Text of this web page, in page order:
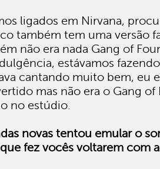
ligados em Nirvana,
também tem uma versão
não era nada Gang of
estávamos
cantando muito bem, eu
mas não era o Gang of
no estúdio.
novas tentou emular o
fez vocês voltarem com